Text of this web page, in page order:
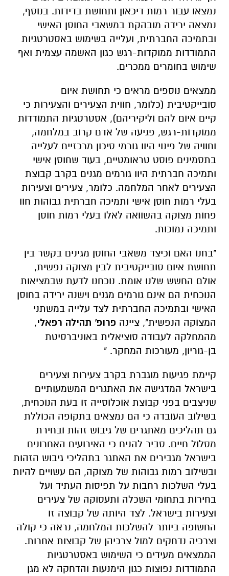
נמצאו עבור רמות דיכאון ותחושת בדידות. בנוסף,
נמצאה ירידה מובהקת במשאבי החוסן האישי
ובתמיכה החברתית, ועלייה בשימוש באסטרטגיות
התמודדות ממוקדות-רגש כגון האשמה עצמית ואף
שימוש בחומרים ממכרים.
ממצאים נוספים מראים כי תחושת איום
סובייקטיבית (כלומר, חווית הצעירים והצעירות כי
קיים איום להם וליקיריהם), אסטרטגיות התמודדות
ממוקדות-רגש, פגיעה של אדם קרוב במלחמה,
וחוויה של פינוי היוו גורמי סיכון מרכזיים לעלייה
בתסמינים פוסט טראומטיים, בעוד שחוסן אישי
ותמיכה חברתית היוו גורמים מגנים בקרב קבוצת
הצעירים לאחר המלחמה. כלומר, צעירים וצעירות
בעלי רמות חוסן אישי ותמיכה חברתית גבוהות חוו
פחות מצוקה בהשוואה לאלו בעלי רמות חוסן
ותמיכה נמוכות.
"בחנו האם וכיצד משאבי החוסן מגינים בקשר בין
תחושת איום סובייקטיבית לבין מצוקה נפשית,
אולם החשש שלנו אומת. נוכחנו לדעת שבמציאות
הנוכחית הם אינם גורמים מגנים וישנה ירידה בחוסן
האישי ובתמיכה החברתית לצד עלייה במשתני
המצוקה הנפשית", ציינה פרופ' תהילה רפאלי,
מהמחלקה לעבודה סוציאלית באוניברסיטת
בן-גוריון, מעורכות המחקר. "
קיימת פגיעות מוגברת בקרב צעירות וצעירים
בישראל המדגישה את האתגרים המשמעותיים
שניצבים בפני קבוצת אוכלוסייה זו בעת הנוכחית,
בשילוב העובדה כי הם נמצאים בתקופה הכוללת
גם תהליכים מאתגרים של גיבוש זהות ובחירת
מסלול חיים. סביר להניח כי האירועים האחרונים
בישראל מגבירים את האתגר בתהליכי גיבוש הזהות
ובשילוב רמות גבוהות של מצוקה, הם עשויים להיות
בעלי השלכות רחבות על תפיסות העתיד ועל
בחירות בתחומי השכלה ותעסוקה של צעירים
וצעירות בישראל. לצד היותה של קבוצה זו
החשופה ביותר להשלכות המלחמה, נראה כי קולה
וצרכיה נדחקים למול צרכיהן של קבוצות אחרות.
הממצאים מעידים כי השימוש באסטרטגיות
התמודדות נפוצות כגון הימנעות והדחקה לא מגן